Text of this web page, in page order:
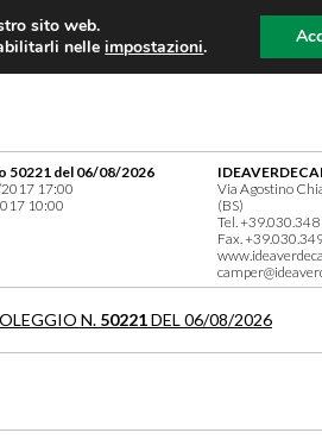
Via Agostino
(BS)
Tel.
Fax.
50221 del 06/08/2026
17:00
10:00
N. 50221DEL 06/08/2026
sito web.
nelleimpostazioni.